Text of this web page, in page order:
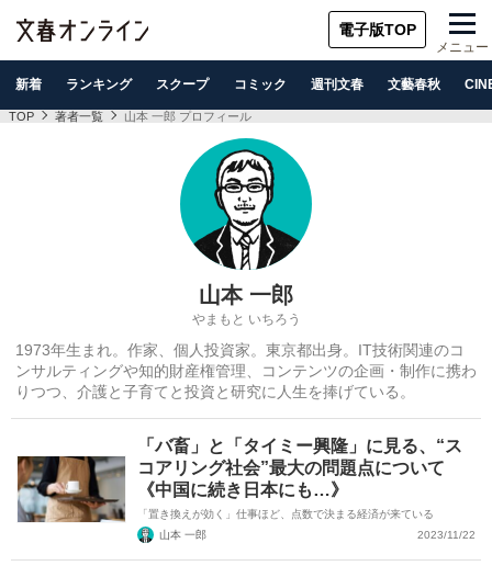
電子版TOP
メニュー
新着 ランキング スクープ コミック 週刊文春 文藝春秋
TOP 著者一覧 山本 一郎 プロフィール
山本 一郎
やまもと いちろう
1973年生まれ。作家、個人投資家。東京都出身。IT技術関連のコ
ンサルティングや知的財産権管理、コンテンツの企画・制作に携わ
りつつ、介護と子育てと投資と研究に人生を捧げている。
「バ畜」と「タイミー興隆」に見る、“ス
コアリング社会”最大の問題点について
《中国に続き日本にも…》
「置き換えが効く」仕事ほど、点数で決まる経済が来ている
山本 一郎
2023/11/22